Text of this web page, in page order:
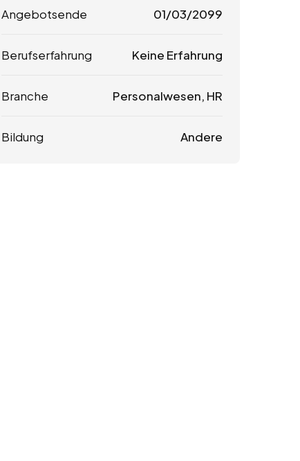
Angebotsende 01/03/2099
Berufserfahrung Keine Erfahrung
Branche Personalwesen, HR
Bildung Andere